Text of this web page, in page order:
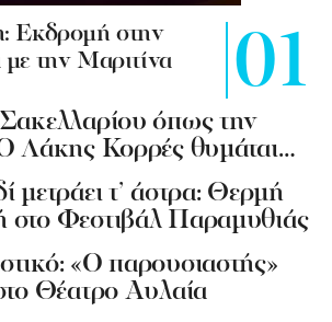
Εκδρομή στην
την Μαριτίνα
όπως την
Λάκης Κορρές θυμάται…
μετράει τ’ άστρα: Θερμή
στο Φεστιβάλ Παραμυθιάς
«Ο παρουσιαστής»
Θέατρο Αυλαία